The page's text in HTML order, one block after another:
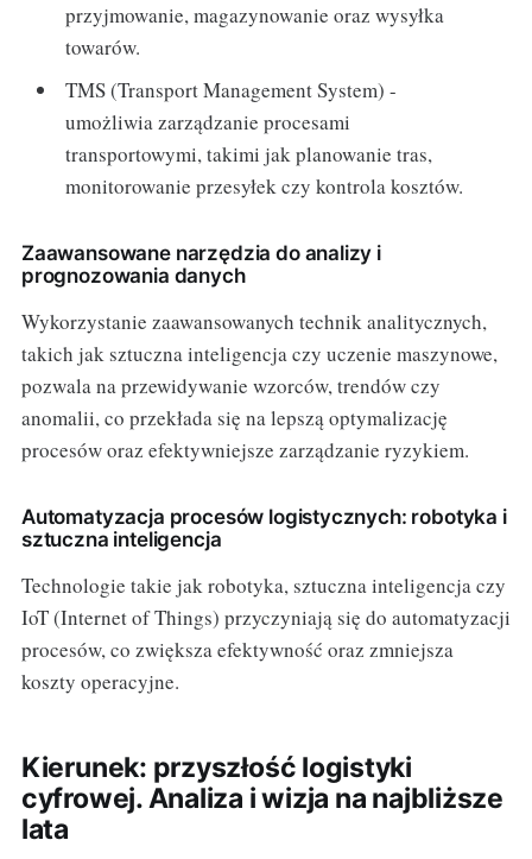
przyjmowanie, magazynowanie oraz wysyłka
towarów.
TMS (Transport Management System) -
umożliwia zarządzanie procesami
transportowymi, takimi jak planowanie tras,
monitorowanie przesyłek czy kontrola kosztów.
Zaawansowane narzędzia do analizy i
prognozowania danych
Wykorzystanie zaawansowanych technik analitycznych,
takich jak sztuczna inteligencja czy uczenie maszynowe,
pozwala na przewidywanie wzorców, trendów czy
anomalii, co przekłada się na lepszą optymalizację
procesów oraz efektywniejsze zarządzanie ryzykiem.
Automatyzacja procesów logistycznych: robotyka i
sztuczna inteligencja
Technologie takie jak robotyka, sztuczna inteligencja czy
IoT (Internet of Things) przyczyniają się do automatyzacji
procesów, co zwiększa efektywność oraz zmniejsza
koszty operacyjne.
Kierunek: przyszłość logistyki
cyfrowej. Analiza i wizja na najbliższe
lata